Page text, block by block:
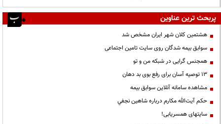
پربحث ترین عناوین
هشتمین کلان شهر ایران مشخص شد
سوابق بیمه شدگان روی سایت تامین اجتماعی
همجنس گرایی در شبکه من و تو
13 توصیه آسان برای رفع بوی بد دهان
مشاهده سامانه آنلاين سوابق بیمه
حكم آيت‌الله مكارم درباره شاهين نجفي
سایتهای همسریابی!